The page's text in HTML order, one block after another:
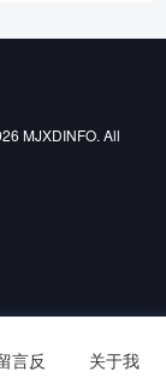
言反 关于我
MJXDINFO. All